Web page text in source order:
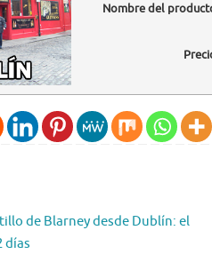
Nombre del
de Blarney desde Dublín: el
días